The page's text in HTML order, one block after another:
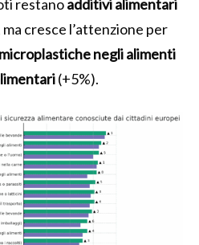
restanoadditivi alimentari
ma cresce l’attenzione per
microplastiche negli alimenti
(+5%).